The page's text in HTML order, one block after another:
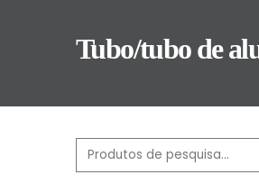
Tubo/tubo de